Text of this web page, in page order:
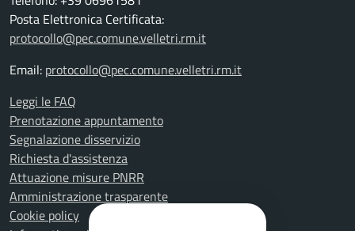
Posta Elettronica Certificata:
protocollo@pec.comune.velletri.rm.it
Email: protocollo@pec.comune.velletri.rm.it
Leggi le FAQ
Prenotazione appuntamento
Segnalazione disservizio
Richiesta d'assistenza
Attuazione misure PNRR
Amministrazione trasparente
Cookie policy